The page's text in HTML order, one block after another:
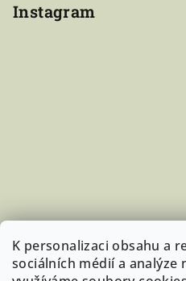
K personalizaci obsahu a
sociálních médií a analýze
Instagram